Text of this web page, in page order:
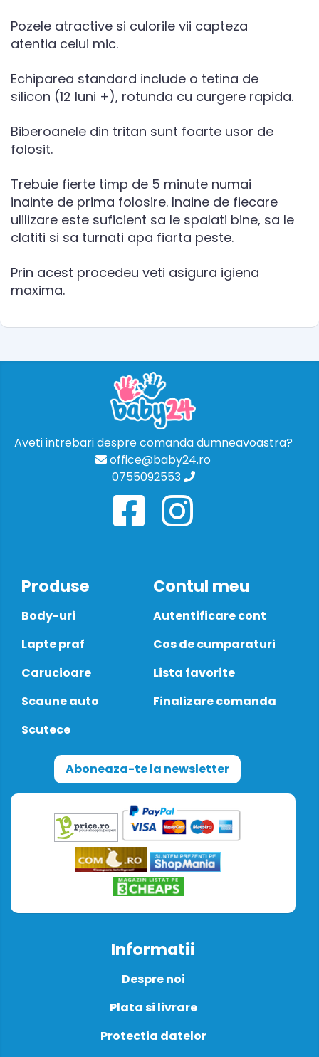
Pozele atractive si culorile vii capteza
atentia celui mic.
Echiparea standard include o tetina de
silicon (12 luni +), rotunda cu curgere rapida.
Biberoanele din tritan sunt foarte usor de
folosit.
Trebuie fierte timp de 5 minute numai
inainte de prima folosire. Inaine de fiecare
ulilizare este suficient sa le spalati bine, sa le
clatiti si sa turnati apa fiarta peste.
Prin acest procedeu veti asigura igiena
maxima.
Aveti intrebari despre comanda dumneavoastra?
office@baby24.ro
0755092553
Produse
Body-uri
Lapte praf
Carucioare
Scaune auto
Scutece
Contul meu
Autentificare cont
Cos de cumparaturi
Lista favorite
Finalizare comanda
Aboneaza-te la newsletter
Informatii
Despre noi
Plata si livrare
Protectia datelor